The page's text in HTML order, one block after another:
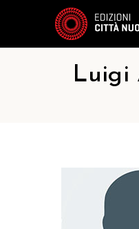
Luigi